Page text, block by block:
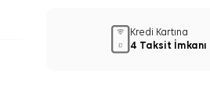
Kredi Kartına
4 Taksit İmkanı